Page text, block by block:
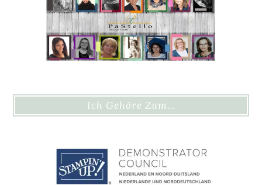
Ich Gehöre Zum…